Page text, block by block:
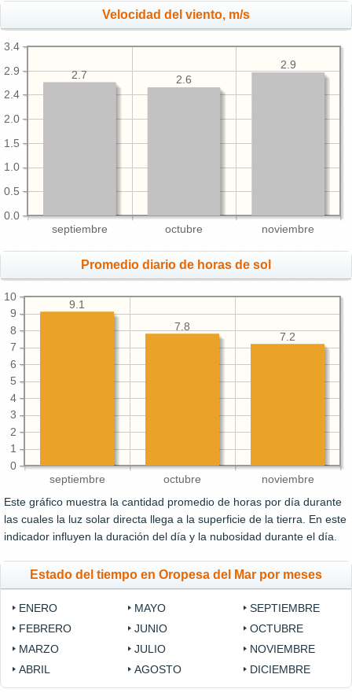
Velocidad del viento, m/s
septiembre octubre noviembre
0.0
0.5
1.0
1.5
2.0
2.4
2.9
3.4
2.9
2.6
2.7
Promedio diario de horas de sol
septiembre octubre noviembre
0
1
2
3
4
5
6
7
8
9
10
7.2
7.8
9.1
Este gráfico muestra la cantidad promedio de horas por día durante
las cuales la luz solar directa llega a la superficie de la tierra. En este
indicador influyen la duración del día y la nubosidad durante el día.
Estado del tiempo en Oropesa del Mar por meses
ENERO
FEBRERO
MARZO
ABRIL
MAYO
JUNIO
JULIO
AGOSTO
SEPTIEMBRE
OCTUBRE
NOVIEMBRE
DICIEMBRE